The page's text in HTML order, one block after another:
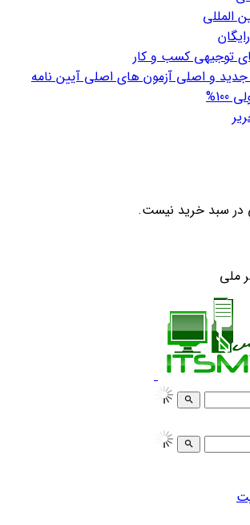
المللی
توجیهی کسب و کار
جدید و اصلی آزمون های اصلی آیین نامه
سبد خرید نیست.
ملی